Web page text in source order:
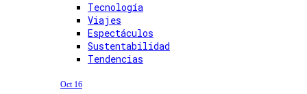
Tecnología
Viajes
Espectáculos
Sustentabilidad
Tendencias
Oct 16